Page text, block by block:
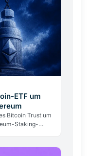
ETF um
Bitcoin Trust um
Staking-